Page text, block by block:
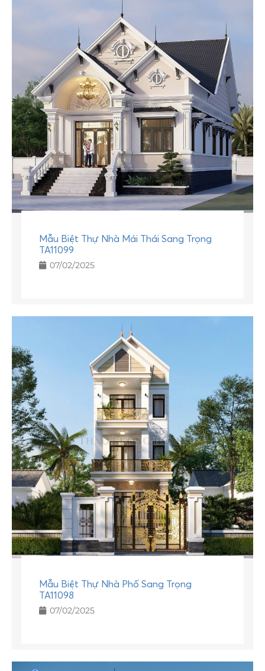
Mẫu Biệt Thự Nhà Mái Thái Sang Trọng
TA11099
07/02/2025
Mẫu Biệt Thự Nhà Phố Sang Trọng
TA11098
07/02/2025